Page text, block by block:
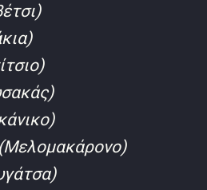
(Μελομακάρονο)